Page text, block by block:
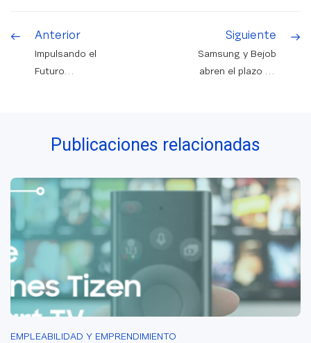
Anterior
Impulsando el
Futuro
Economía Digital
Siguiente
Samsung y Bejob
abren el plazo de
en diseño de
Tizen en Smart
TV
Publicaciones relacionadas
EMPLEABILIDAD Y EMPRENDIMIENTO